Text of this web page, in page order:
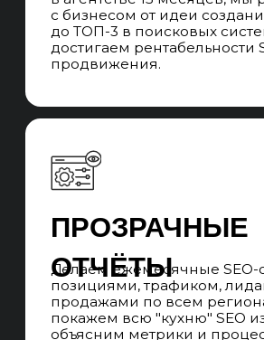
Во время сотрудничества вы
который говорит с вами на языке бизнеса,
превращает цели в задачи, которые выполняет
выполнения. Забираем работу всех
подрядчиков, которые нужны для SEO-
продвижения.
ПРОЕКТНАЯ SEO-
КОМАНДА